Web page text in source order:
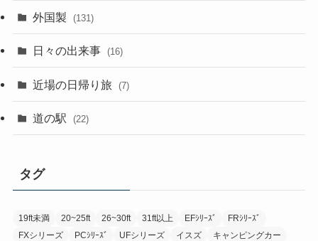
外国製 (131)
日々の出来事 (16)
近場の日帰り旅 (7)
道の駅 (22)
タグ
19ft未満 20~25ft 26~30ft 31ft以上 EFｼﾘｰｽﾞ
FRｼﾘｰｽﾞ
FXシリーズ
PCｼﾘｰｽﾞ UFシリーズ イスズ
キャンピングカー